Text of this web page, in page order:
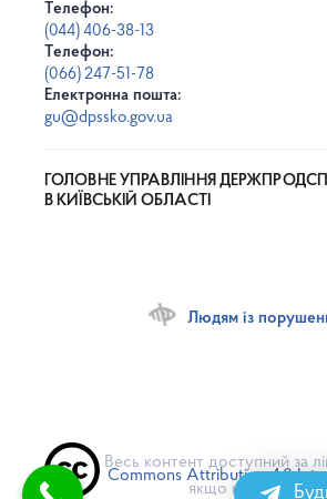
Телефон:
(044) 406-38-13
Телефон:
(066) 247-51-78
Електронна пошта:
gu@dpssko.gov.ua
ГОЛОВНЕ УПРАВЛІННЯ
В КИЇВСЬКІЙ ОБЛАСТІ
Людям із
Весь контент доступний за
Commons Attribution 4.0
якщо не